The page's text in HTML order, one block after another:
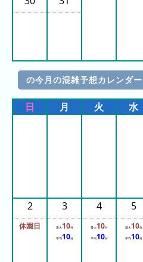
キ
ン
年
の
ラ
ン
待
ち
今
日
の今月の混雑予想カレンダー
日 月 火 水
2
休園日
3
最大10分
平均10分
4
最大10分
平均10分
5
最大10分
平均10分